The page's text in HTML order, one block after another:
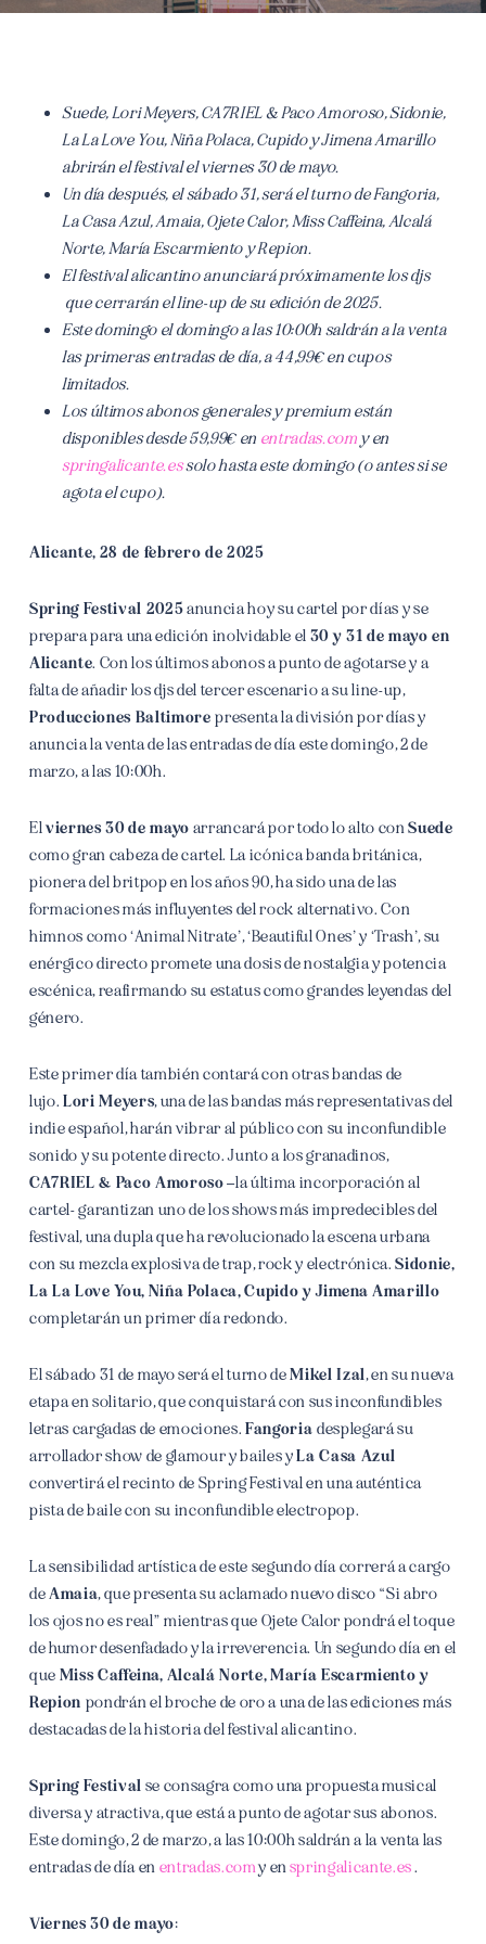
Suede, Lori Meyers, CA7RIEL & Paco Amoroso, Sidonie,
La La Love You, Niña Polaca, Cupido y Jimena Amarillo
abrirán el festival el viernes 30 de mayo.
Un día después, el sábado 31, será el turno de Fangoria,
La Casa Azul, Amaia, Ojete Calor, Miss Caffeina, Alcalá
Norte, María Escarmiento y Repion.
El festival alicantino anunciará próximamente los djs
que cerrarán el line-up de su edición de 2025.
Este domingo el domingo a las 10:00h saldrán a la venta
las primeras entradas de día, a 44,99€ en cupos
limitados.
Los últimos abonos generales y premium están
disponibles desde 59,99€ en entradas.com y en
springalicante.essolo hasta este domingo (o antes si se
agota el cupo).
Alicante, 28 de febrero de 2025
Spring Festival 2025anuncia hoy su cartel por días y se
prepara para una edición inolvidable el 30 y 31 de mayo en
Alicante. Con los últimos abonos a punto de agotarse y a
falta de añadir los djs del tercer escenario a su line-up,
Producciones Baltimorepresenta la división por días y
anuncia la venta de las entradas de día este domingo, 2 de
marzo, a las 10:00h.
Elviernes 30 de mayo arrancará por todo lo alto conSuede
como gran cabeza de cartel. La icónica banda británica,
pionera del britpop en los años 90, ha sido una de las
formaciones más influyentes del rock alternativo. Con
himnos como ‘Animal Nitrate’, ‘Beautiful Ones’ y ‘Trash’, su
enérgico directo promete una dosis de nostalgia y potencia
escénica, reafirmando su estatus como grandes leyendas del
género.
Este primer día también contará con otras bandas de
lujo. Lori Meyers, una de las bandas más representativas del
indie español, harán vibrar al público con su inconfundible
sonido y su potente directo. Junto a los granadinos,
CA7RIEL & Paco Amoroso–la última incorporación al
cartel- garantizan uno de los shows más impredecibles del
festival, una dupla que ha revolucionado la escena urbana
con su mezcla explosiva de trap, rock y electrónica.Sidonie,
La La Love You, Niña Polaca, Cupido y Jimena Amarillo
completarán un primer día redondo.
El sábado 31 de mayo será el turno deMikel Izal, en su nueva
etapa en solitario, que conquistará con sus inconfundibles
letras cargadas de emociones. Fangoria desplegará su
arrollador show de glamour y bailes yLa Casa Azul
convertirá el recinto de Spring Festival en una auténtica
pista de baile con su inconfundible electropop.
La sensibilidad artística de este segundo día correrá a cargo
deAmaia, que presenta su aclamado nuevo disco “Si abro
los ojos no es real” mientras que Ojete Calor pondrá el toque
de humor desenfadado y la irreverencia. Un segundo día en el
que Miss Caffeina, Alcalá Norte, María Escarmiento y
Repion pondrán el broche de oro a una de las ediciones más
destacadas de la historia del festival alicantino.
Spring Festival se consagra como una propuesta musical
diversa y atractiva, que está a punto de agotar sus abonos.
Este domingo, 2 de marzo, a las 10:00h saldrán a la venta las
entradas de día en entradas.comy enspringalicante.es.
Viernes 30 de mayo: